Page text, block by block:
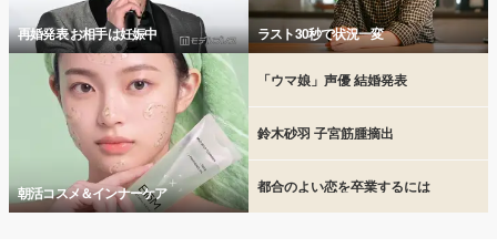
再婚発表 お相手は妊娠中 ラスト30秒で状況一変
朝活コスメ＆インナーケア
「ウマ娘」声優 結婚発表
鈴木砂羽 子宮筋腫摘出
都合のよい恋を卒業するには